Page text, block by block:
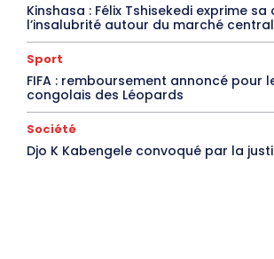
Kinshasa : Félix Tshisekedi exprime
l’insalubrité autour du marché
Sport
FIFA : remboursement annoncé pour
congolais des Léopards
Société
Djo K Kabengele convoqué par la